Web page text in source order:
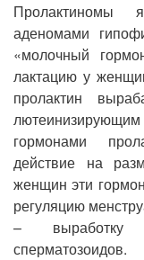
Пролактиномы
аденомами
«молочный
лактацию у
пролактин
гормонами
действие на
женщин эти
регуляцию
– выработку
сперматозоидов.